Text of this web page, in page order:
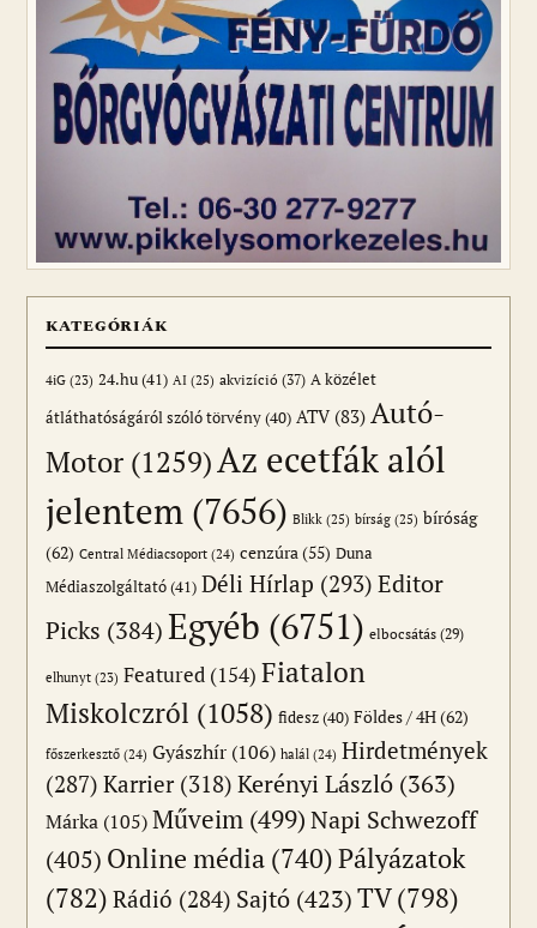
KATEGÓRIÁK
4iG (23) 24.hu(41) AI (25) akvizíció (37) A közélet
átláthatóságáról szóló törvény(40) ATV(83) Autó-
Motor (1259)Az ecetfák alól
jelentem (7656) Blikk (25) bírság (25) bíróság
(62) Central Médiacsoport (24) cenzúra(55) Duna
Médiaszolgáltató(41) Déli Hírlap (293) Editor
Picks (384)Egyéb (6751) elbocsátás (29)
elhunyt (23) Featured (154) Fiatalon
Miskolczról (1058) fidesz(40) Földes / 4H(62)
főszerkesztő (24) Gyászhír (106) halál (24) Hirdetmények
(287) Karrier(318) Kerényi László (363)
Márka (105) Műveim (499)Napi Schwezoff
(405) Online média (740)Pályázatok
(782) Rádió (284) Sajtó (423)TV(798)